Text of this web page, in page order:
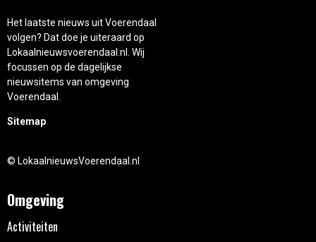
Het laatste nieuws uit Voerendaal
volgen? Dat doe je uiteraard op
Lokaalnieuwsvoerendaal.nl. Wij
focussen op de dagelijkse
nieuwsitems van omgeving
Voerendaal.
Sitemap
© LokaalnieuwsVoerendaal.nl
Omgeving
Activiteiten